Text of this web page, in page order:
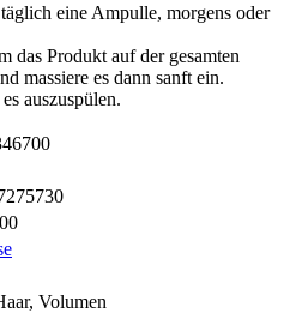
eine Ampulle, morgens oder
das Produkt auf der gesamten
massiere es dann sanft ein.
auszuspülen.
Volumen